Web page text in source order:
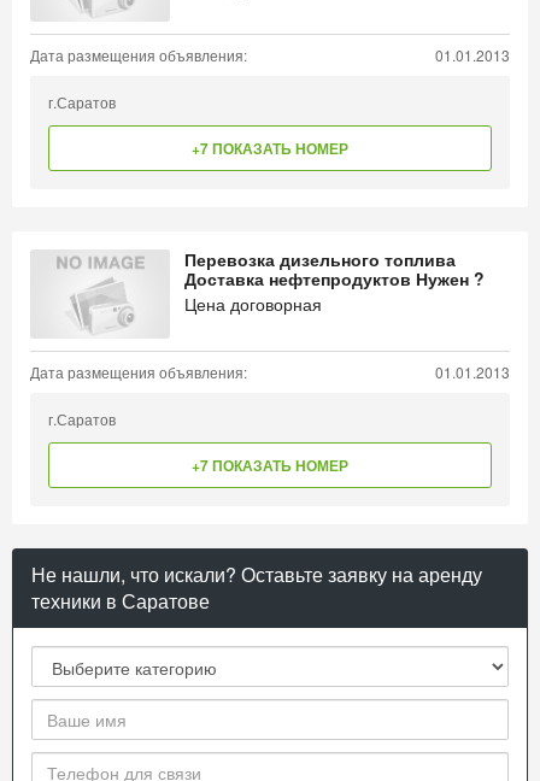
Дата размещения объявления: 01.01.2013
г.Саратов
+7 ПОКАЗАТЬ НОМЕР
Перевозка дизельного топлива
Доставка нефтепродуктов Нужен ?
Цена договорная
Дата размещения объявления: 01.01.2013
г.Саратов
+7 ПОКАЗАТЬ НОМЕР
Не нашли, что искали? Оставьте заявку на аренду
техники в Саратове